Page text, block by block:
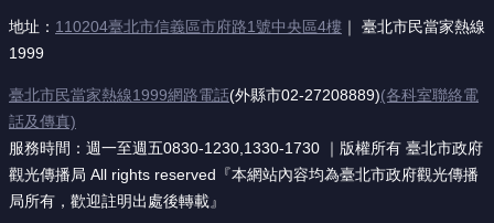
地址： 110204臺北市信義區市府路1號中央區4樓 ｜ 臺北市民當家熱線
1999
臺北市民當家熱線1999網路電話(外縣市02-27208889)(各科室聯絡電
話及傳真)
服務時間：週一至週五0830-1230,1330-1730 ｜版權所有 臺北市政府
觀光傳播局 All rights reserved『本網站內容均為臺北市政府觀光傳播
局所有，歡迎註明出處後轉載』